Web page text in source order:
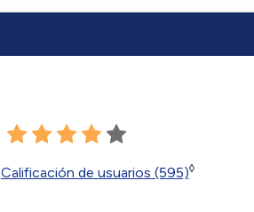
Calificación de usuarios (595)◊